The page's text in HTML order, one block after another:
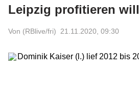
Leipzig profitieren will
Von (RBlive/fri) 21.11.2020, 09:30